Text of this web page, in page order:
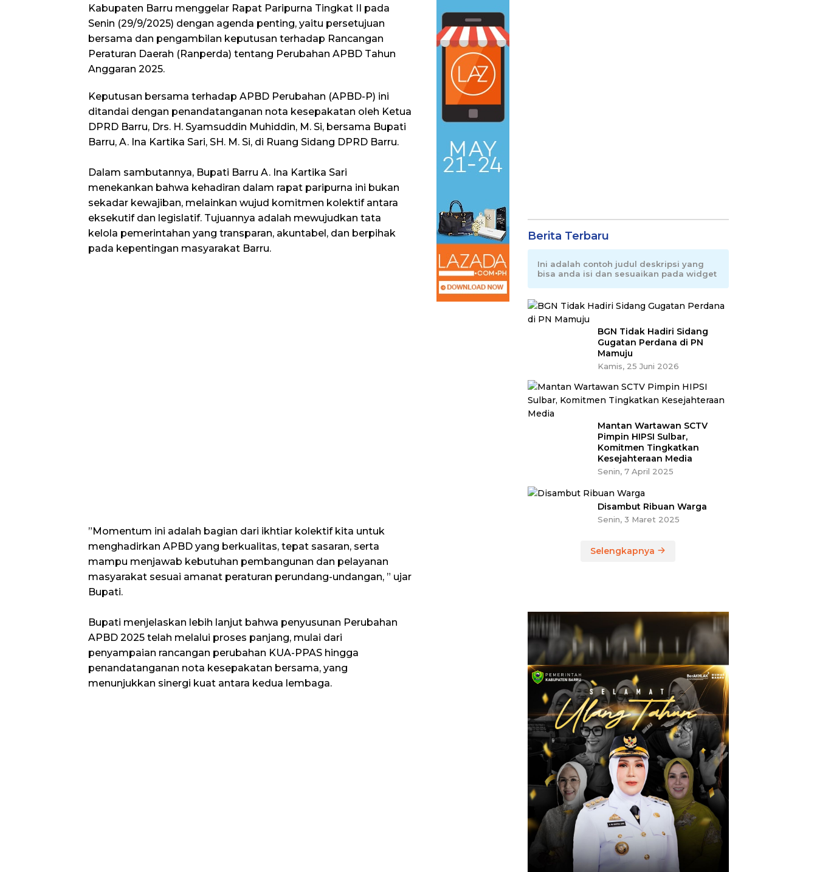
Kabupaten Barru menggelar Rapat Paripurna Tingkat II pada
Senin (29/9/2025) dengan agenda penting, yaitu persetujuan
bersama dan pengambilan keputusan terhadap Rancangan
Peraturan Daerah (Ranperda) tentang Perubahan APBD Tahun
Anggaran 2025.
​Keputusan bersama terhadap APBD Perubahan (APBD-P) ini
ditandai dengan penandatanganan nota kesepakatan oleh Ketua
DPRD Barru, Drs. H. Syamsuddin Muhiddin, M. Si, bersama Bupati
Barru, A. Ina Kartika Sari, SH. M. Si, di Ruang Sidang DPRD Barru.
Dalam sambutannya, Bupati Barru A. Ina Kartika Sari
menekankan bahwa kehadiran dalam rapat paripurna ini bukan
sekadar kewajiban, melainkan wujud komitmen kolektif antara
eksekutif dan legislatif. Tujuannya adalah mewujudkan tata
kelola pemerintahan yang transparan, akuntabel, dan berpihak
pada kepentingan masyarakat Barru.
​”Momentum ini adalah bagian dari ikhtiar kolektif kita untuk
menghadirkan APBD yang berkualitas, tepat sasaran, serta
mampu menjawab kebutuhan pembangunan dan pelayanan
masyarakat sesuai amanat peraturan perundang-undangan, ” ujar
Bupati.
Bupati menjelaskan lebih lanjut bahwa penyusunan Perubahan
APBD 2025 telah melalui proses panjang, mulai dari
penyampaian rancangan perubahan KUA-PPAS hingga
penandatanganan nota kesepakatan bersama, yang
menunjukkan sinergi kuat antara kedua lembaga.
Berita Terbaru
Ini adalah contoh judul deskripsi yang
bisa anda isi dan sesuaikan pada widget
BGN Tidak Hadiri Sidang
Gugatan Perdana di PN
Mamuju
Kamis, 25 Juni 2026
Mantan Wartawan SCTV
Pimpin HIPSI Sulbar,
Komitmen Tingkatkan
Kesejahteraan Media
Senin, 7 April 2025
Disambut Ribuan Warga
Senin, 3 Maret 2025
Selengkapnya